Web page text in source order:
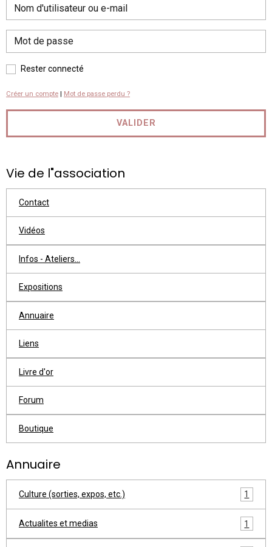
Rester connecté
Créer un compte | Mot de passe perdu ?
VALIDER
Vie de l"association
Contact
Vidéos
Infos - Ateliers...
Expositions
Annuaire
Liens
Livre d'or
Forum
Boutique
Annuaire
Culture (sorties, expos, etc.) 1
Actualites et medias 1